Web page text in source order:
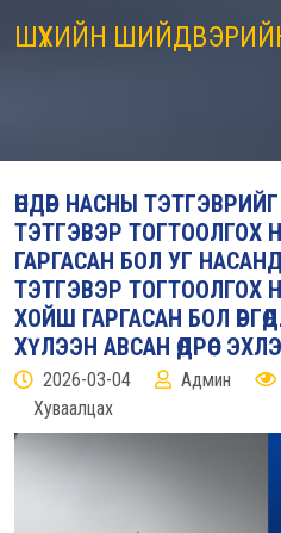
ШҮҮХИЙН
ӨНДӨР НАСНЫ ТЭТГЭВРИЙГ
ТЭТГЭВЭР ТОГТООЛГОХ
ГАРГАСАН БОЛ УГ НАСАНД
ТЭТГЭВЭР ТОГТООЛГОХ
ХОЙШ ГАРГАСАН БОЛ
ХҮЛЭЭН АВСАН ӨДРӨӨС
2026-03-04 Админ
Хуваалцах